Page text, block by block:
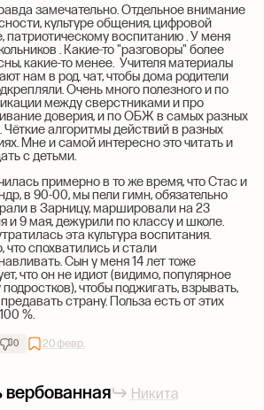
замечательно. Отдельное внимание
культуре общения, цифровой
патриотическому воспитанию . У меня
. Какие-то "разговоры" более
какие-то менее. Учителя материалы
нам в род. чат, чтобы дома родители
Очень много полезного и по
между сверстниками и про
доверия, и по ОБЖ в самых разных
Чёткие алгоритмы действий в разных
Мне и самой интересно это читать и
с детьми.
примерно в то же время, что Стас и
в 90-00, мы пели гимн, обязательно
в Зарницу, маршировали на 23
и 9 мая, дежурили по классу и школе.
эта культура воспитания.
что спохватились и стали
Сын у меня 14 лет тоже
что он не идиот (видимо, популярное
чтобы поджигать, взрывать,
страну. Польза есть от этих
%.
0 20 февр.
вербованная
Никита